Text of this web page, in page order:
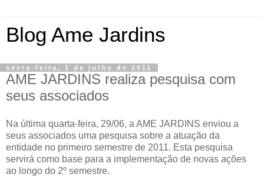
Blog Ame Jardins
sexta-feira, 1 de julho de 2011
AME JARDINS realiza pesquisa com
seus associados
Na última quarta-feira, 29/06, a AME JARDINS enviou a
seus associados uma pesquisa sobre a atuação da
entidade no primeiro semestre de 2011. Esta pesquisa
servirá como base para a implementação de novas ações
ao longo do 2º semestre.